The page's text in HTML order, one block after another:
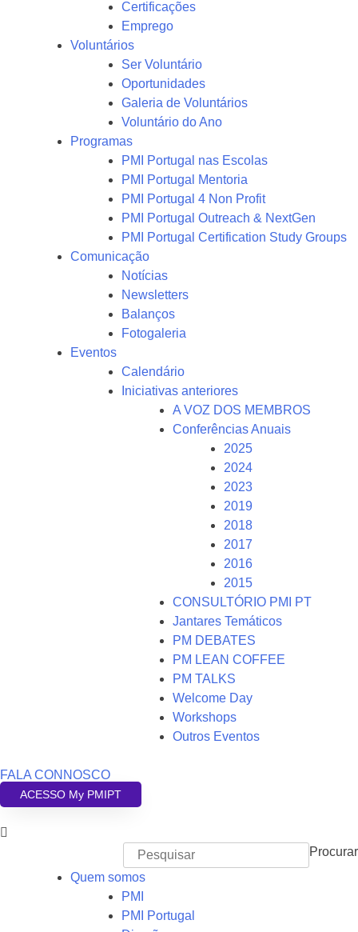
Certificações
Emprego
Voluntários
Ser Voluntário
Oportunidades
Galeria de Voluntários
Voluntário do Ano
Programas
PMI Portugal nas Escolas
PMI Portugal Mentoria
PMI Portugal 4 Non Profit
PMI Portugal Outreach & NextGen
PMI Portugal Certification Study Groups
Comunicação
Notícias
Newsletters
Balanços
Fotogaleria
Eventos
Calendário
Iniciativas anteriores
A VOZ DOS MEMBROS
Conferências Anuais
2025
2024
2023
2019
2018
2017
2016
2015
CONSULTÓRIO PMI PT
Jantares Temáticos
PM DEBATES
PM LEAN COFFEE
PM TALKS
Welcome Day
Workshops
Outros Eventos
FALA CONNOSCO
ACESSO My PMIPT
Procurar
Quem somos
PMI
PMI Portugal